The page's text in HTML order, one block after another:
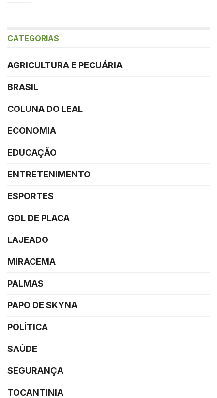
CATEGORIAS
AGRICULTURA E PECUÁRIA
BRASIL
COLUNA DO LEAL
ECONOMIA
EDUCAÇÃO
ENTRETENIMENTO
ESPORTES
GOL DE PLACA
LAJEADO
MIRACEMA
PALMAS
PAPO DE SKYNA
POLÍTICA
SAÚDE
SEGURANÇA
TOCANTINIA